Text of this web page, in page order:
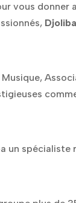
vous donner
Djoliba
spécialiste